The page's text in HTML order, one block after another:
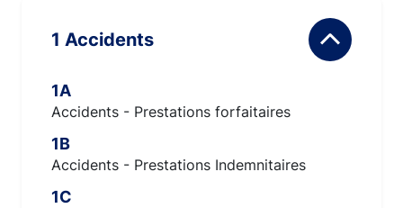
1 Accidents
1A
Accidents - Prestations forfaitaires
1B
Accidents - Prestations Indemnitaires
1C